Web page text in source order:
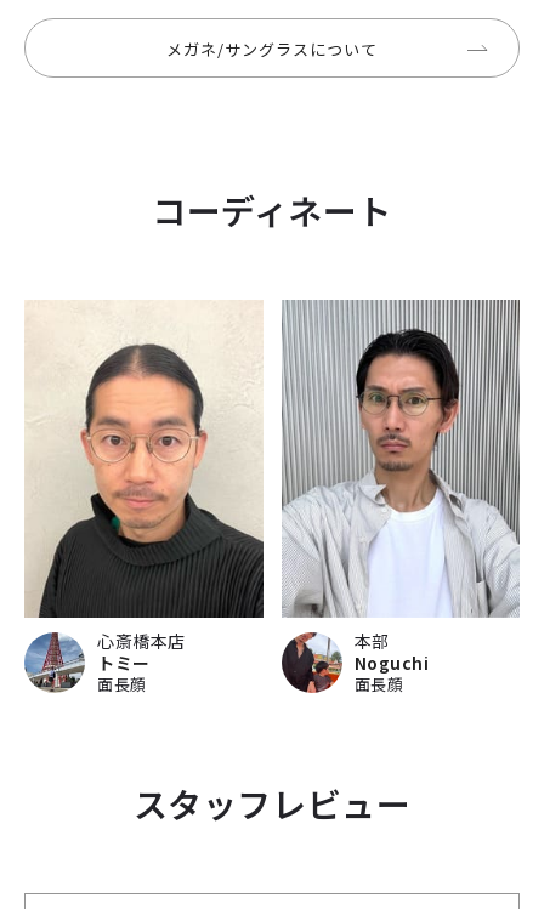
メガネ/サングラスについて
コーディネート
心斎橋本店
トミー
面長顔
本部
Noguchi
面長顔
スタッフレビュー